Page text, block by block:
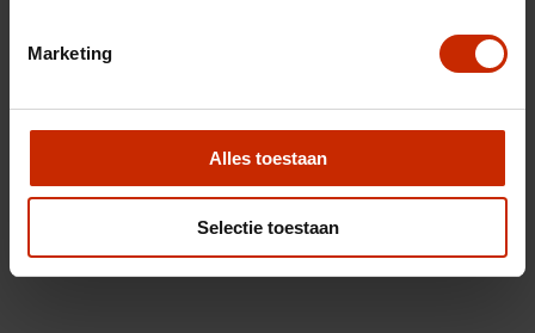
Marketing
Alles toestaan
Selectie toestaan